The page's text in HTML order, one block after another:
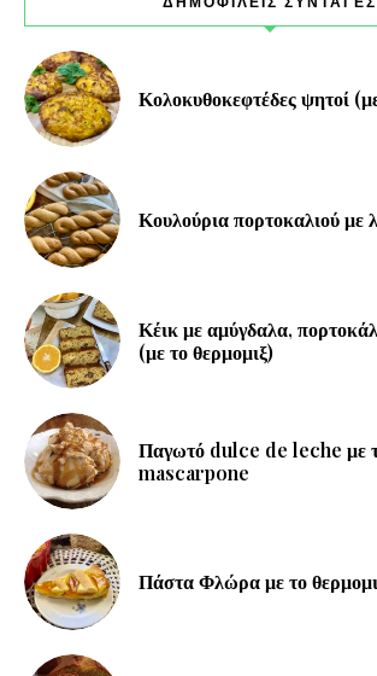
Κολοκυθοκεφτέδες ψητοί
Κουλούρια πορτοκαλιού με
Κέικ με αμύγδαλα,
(με το θερμομιξ)
Παγωτό dulce de leche με
mascarpone
Πάστα Φλώρα με το